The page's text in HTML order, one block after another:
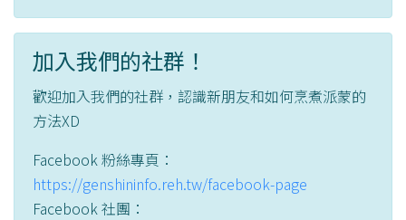
加入我們的社群！
歡迎加入我們的社群，認識新朋友和如何烹煮派蒙的
方法XD
Facebook 粉絲專頁：
https://genshininfo.reh.tw/facebook-page
Facebook 社團：